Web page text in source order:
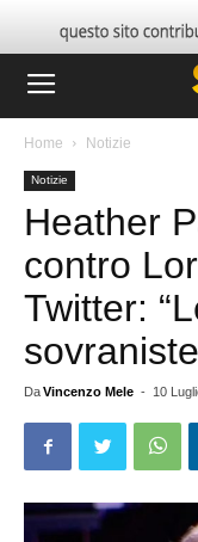
Home Notizie
Notizie
Heather
contro
Twitter:
DaVincenzo Mele - 10